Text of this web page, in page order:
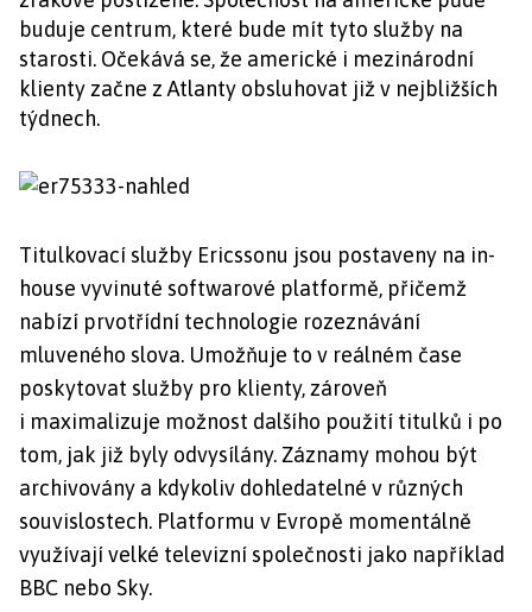
buduje centrum, které bude mít tyto služby na
starosti. Očekává se, že americké i mezinárodní
klienty začne z Atlanty obsluhovat již v nejbližších
týdnech.
Titulkovací služby Ericssonu jsou postaveny na in-
house vyvinuté softwarové platformě, přičemž
nabízí prvotřídní technologie rozeznávání
mluveného slova. Umožňuje to v reálném čase
poskytovat služby pro klienty, zároveň
i maximalizuje možnost dalšího použití titulků i po
tom, jak již byly odvysílány. Záznamy mohou být
archivovány a kdykoliv dohledatelné v různých
souvislostech. Platformu v Evropě momentálně
využívají velké televizní společnosti jako například
BBC nebo Sky.